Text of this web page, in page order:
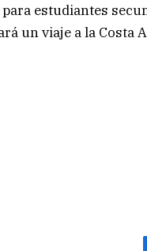
estudiantes
un viaje a la Costa